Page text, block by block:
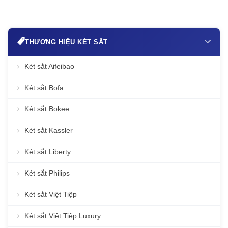
THƯƠNG HIỆU KÉT SẮT
Két sắt Aifeibao
Két sắt Bofa
Két sắt Bokee
Két sắt Kassler
Két sắt Liberty
Két sắt Philips
Két sắt Việt Tiệp
Két sắt Việt Tiệp Luxury